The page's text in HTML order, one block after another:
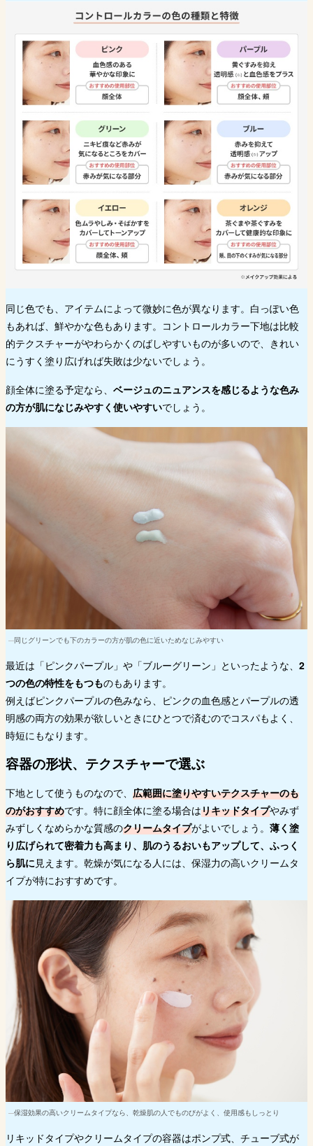
同じ色でも、アイテムによって微妙に色が異なります。白っぽい色
もあれば、鮮やかな色もあります。コントロールカラー下地は比較
的テクスチャーがやわらかくのばしやすいものが多いので、きれい
にうすく塗り広げれば失敗は少ないでしょう。
顔全体に塗る予定なら、 ベージュのニュアンスを感じるような色み
の方が肌になじみやすく使いやすいでしょう。
同じグリーンでも下のカラーの方が肌の色に近いためなじみやすい
最近は「ピンクパープル」や「ブルーグリーン」といったような、 2
つの色の特性をもつものもあります。
例えばピンクパープルの色みなら、ピンクの血色感とパープルの透
明感の両方の効果が欲しいときにひとつで済むのでコスパもよく、
時短にもなります。
容器の形状、テクスチャーで選ぶ
下地として使うものなので、 広範囲に塗りやすいテクスチャーのも
のがおすすめです。特に顔全体に塗る場合はリキッドタイプやみず
みずしくなめらかな質感のクリームタイプがよいでしょう。 薄く塗
り広げられて密着力も高まり、肌のうるおいもアップして、ふっく
ら肌に見えます。乾燥が気になる人には、保湿力の高いクリームタ
イプが特におすすめです。
保湿効果の高いクリームタイプなら、乾燥肌の人でものびがよく、使用感もしっとり
リキッドタイプやクリームタイプの容器はポンプ式、チューブ式が